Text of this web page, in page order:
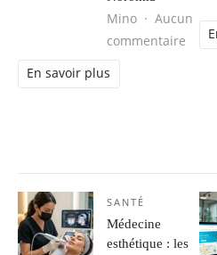
Mino
Aucun
commentaire sur
En savoir plus
SANTÉ
Médecine
esthétique : les